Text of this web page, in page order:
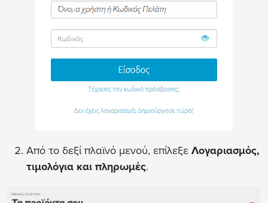
Από το δεξί πλαϊνό μενού, επίλεξε Λογαριασμός,
τιμολόγια και πληρωμές.